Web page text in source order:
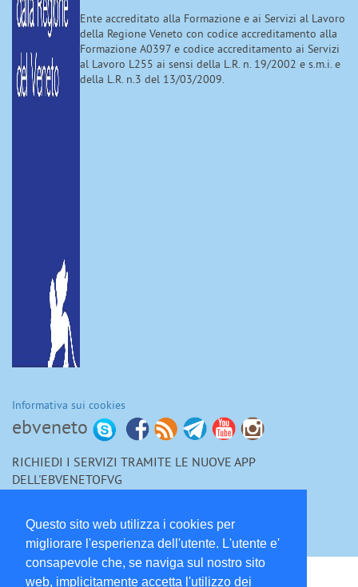
Questo sito web utilizza i cookies per
migliorare l'esperienza dell'utente. L'utente e'
consapevole che, se naviga sul nostro sito
web, implicitamente accetta l'utilizzo dei
Ente accreditato alla Formazione e ai Servizi al Lavoro
della Regione Veneto con codice accreditamento alla
Formazione A0397 e codice accreditamento ai Servizi
al Lavoro L255 ai sensi della L.R. n. 19/2002 e s.m.i. e
della L.R. n.3 del 13/03/2009.
Informativa sui cookies
ebveneto
RICHIEDI I SERVIZI TRAMITE LE NUOVE APP
DELL'EBVENETOFVG
Bilateralità